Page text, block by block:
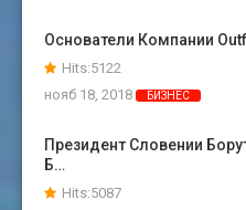
Основатели Компании
Hits:5122
нояб 18, 2018
БИЗНЕС
Президент Словении
Б…
Hits:5087